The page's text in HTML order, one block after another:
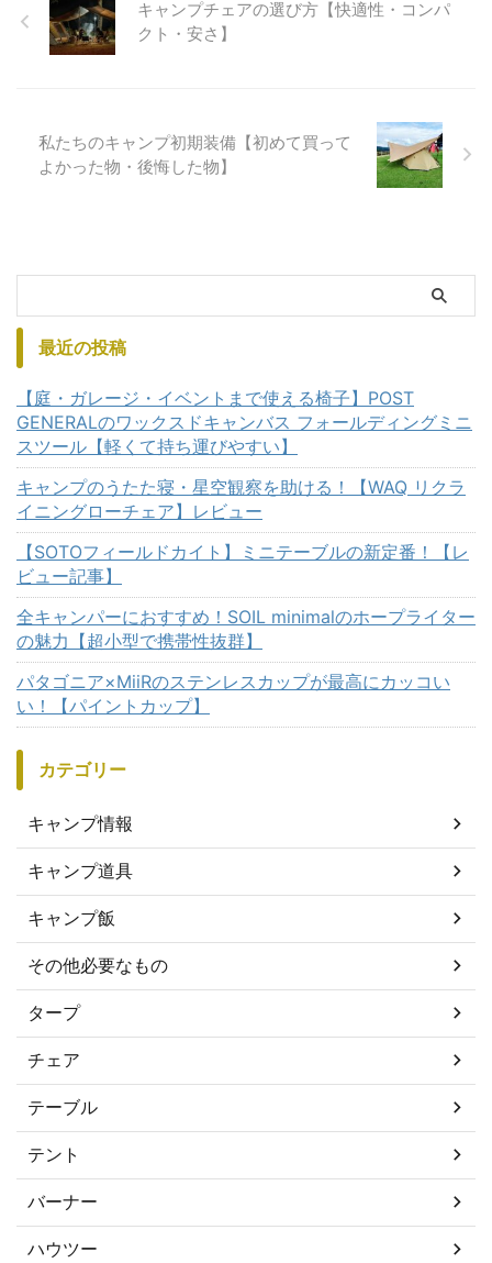
キャンプチェアの選び方【快適性・コンパ
クト・安さ】
私たちのキャンプ初期装備【初めて買って
よかった物・後悔した物】
最近の投稿
【庭・ガレージ・イベントまで使える椅子】POST
GENERALのワックスドキャンバス フォールディングミニ
スツール【軽くて持ち運びやすい】
キャンプのうたた寝・星空観察を助ける！【WAQ リクラ
イニングローチェア】レビュー
【SOTOフィールドカイト】ミニテーブルの新定番！【レ
ビュー記事】
全キャンパーにおすすめ！SOIL minimalのホープライター
の魅力【超小型で携帯性抜群】
パタゴニア×MiiRのステンレスカップが最高にカッコい
い！【パイントカップ】
カテゴリー
キャンプ情報
キャンプ道具
キャンプ飯
その他必要なもの
タープ
チェア
テーブル
テント
バーナー
ハウツー